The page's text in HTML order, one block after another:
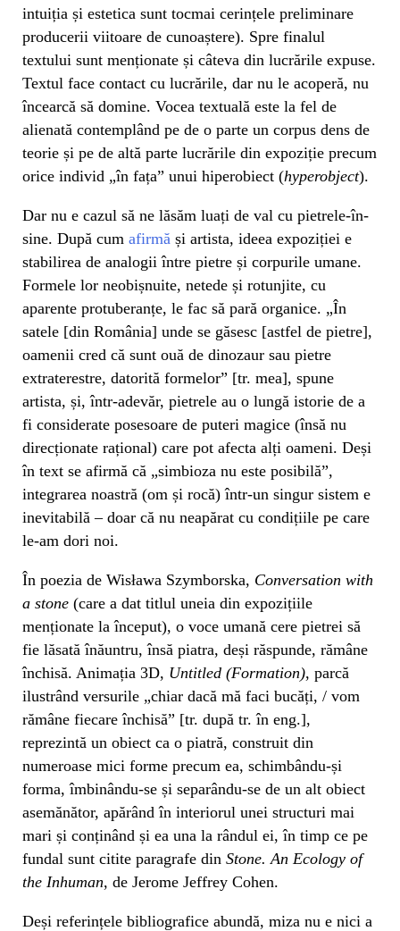
intuiția și estetica sunt tocmai cerințele preliminare
producerii viitoare de cunoaștere). Spre finalul
textului sunt menționate și câteva din lucrările expuse.
Textul face contact cu lucrările, dar nu le acoperă, nu
încearcă să domine. Vocea textuală este la fel de
alienată contemplând pe de o parte un corpus dens de
teorie și pe de altă parte lucrările din expoziție precum
orice individ „în fața” unui hiperobiect (hyperobject).
Dar nu e cazul să ne lăsăm luați de val cu pietrele-în-
sine. După cum afirmă și artista, ideea expoziției e
stabilirea de analogii între pietre și corpurile umane.
Formele lor neobișnuite, netede și rotunjite, cu
aparente protuberanțe, le fac să pară organice. „În
satele [din România] unde se găsesc [astfel de pietre],
oamenii cred că sunt ouă de dinozaur sau pietre
extraterestre, datorită formelor” [tr. mea], spune
artista, și, într-adevăr, pietrele au o lungă istorie de a
fi considerate posesoare de puteri magice (însă nu
direcționate rațional) care pot afecta alți oameni. Deși
în text se afirmă că „simbioza nu este posibilă”,
integrarea noastră (om și rocă) într-un singur sistem e
inevitabilă – doar că nu neapărat cu condițiile pe care
le-am dori noi.
În poezia de Wisława Szymborska, Conversation with
a stone (care a dat titlul uneia din expozițiile
menționate la început), o voce umană cere pietrei să
fie lăsată înăuntru, însă piatra, deși răspunde, rămâne
închisă. Animația 3D, Untitled (Formation), parcă
ilustrând versurile „chiar dacă mă faci bucăți, / vom
rămâne fiecare închisă” [tr. după tr. în eng.],
reprezintă un obiect ca o piatră, construit din
numeroase mici forme precum ea, schimbându-și
forma, îmbinându-se și separându-se de un alt obiect
asemănător, apărând în interiorul unei structuri mai
mari și conținând și ea una la rândul ei, în timp ce pe
fundal sunt citite paragrafe din Stone. An Ecology of
the Inhuman, de Jerome Jeffrey Cohen.
Deși referințele bibliografice abundă, miza nu e nici a